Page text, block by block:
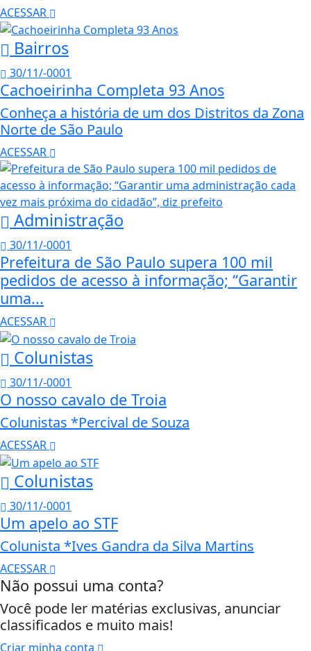
ACESSAR
Bairros
30/11/-0001
Cachoeirinha Completa 93 Anos
Conheça a história de um dos Distritos da Zona
Norte de São Paulo
ACESSAR
Administração
30/11/-0001
Prefeitura de São Paulo supera 100 mil
pedidos de acesso à informação; “Garantir
uma...
ACESSAR
Colunistas
30/11/-0001
O nosso cavalo de Troia
Colunistas *Percival de Souza
ACESSAR
Colunistas
30/11/-0001
Um apelo ao STF
Colunista *Ives Gandra da Silva Martins
ACESSAR
Não possui uma conta?
Você pode ler matérias exclusivas, anunciar
classificados e muito mais!
Criar minha conta